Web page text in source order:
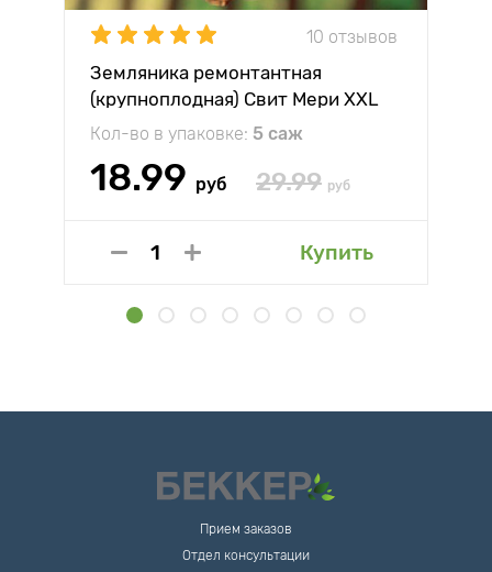
10 отзывов
Земляника ремонтантная
(крупноплодная) Свит Мери XXL
Кол-во в упаковке: 5 саж
18.99 руб 29.99 руб
Купить
Прием заказов
Отдел консультации